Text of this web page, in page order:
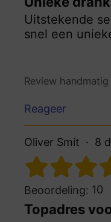
Uitstekende
snel een
Review
Reageer
Oliver Smit 8
Beoordeling: 10
Topadres